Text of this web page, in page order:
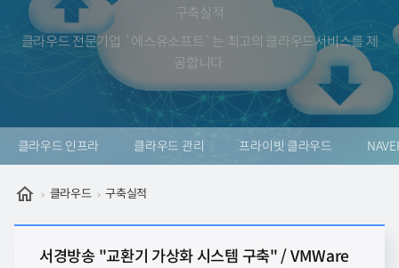
구축실적
클라우드 전문기업 `에스유소프트`는 최고의 클라우드서비스를 제
공합니다.
클라우드 인프라 클라우드 관리 프라이빗 클라우드
클라우드 구축실적
서경방송 "교환기 가상화 시스템 구축" / VMWare